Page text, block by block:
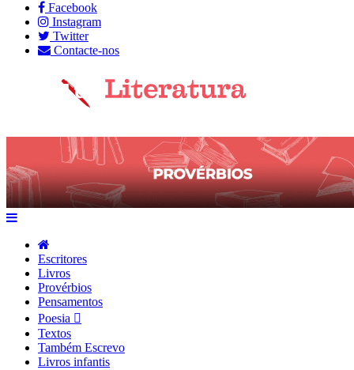
Facebook
Instagram
Twitter
Contacte-nos
Escritores
Livros
Provérbios
Pensamentos
Poesia
Textos
Também Escrevo
Livros infantis